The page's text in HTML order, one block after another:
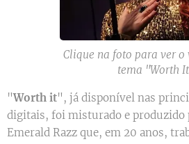
Clique na foto para ver o
tema "Worth
"Worth it", já disponível nas
digitais, foi misturado e produzido
Emerald Razz que, em 20 anos,